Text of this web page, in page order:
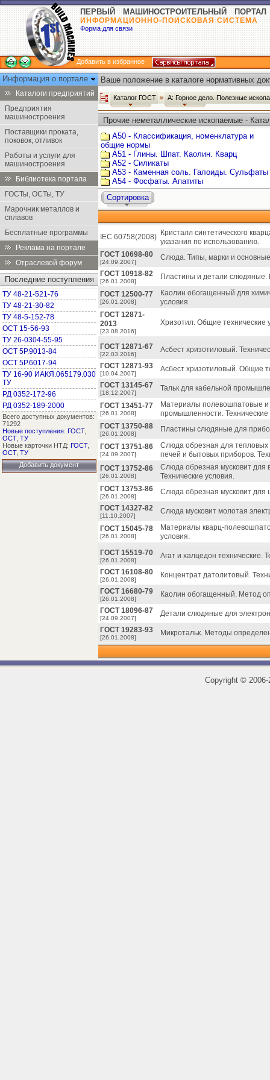
ПЕРВЫЙ МАШИНОСТРОИТЕЛЬНЫЙ ПОРТАЛ
ИНФОРМАЦИОННО-ПОИСКОВАЯ СИСТЕМА
Форма для связи
Добавить в избранное
Информация о портале
Каталоги предприятий
Предприятия
машиностроения
Поставщики проката,
поковок, отливок
Работы и услуги для
машиностроения
Библиотека портала
ГОСТы, ОСТы, ТУ
Марочник металлов и
сплавов
Бесплатные программы
Реклама на портале
Отраслевой форум
Последние поступления
ТУ 48-21-521-76
ТУ 48-21-30-82
ТУ 48-5-152-78
ОСТ 15-56-93
ТУ 26-0304-55-95
ОСТ 5Р.9013-84
ОСТ 5Р.6017-94
ТУ 16-90 ИАКЯ.065179.030
ТУ
РД 0352-172-96
РД 0352-189-2000
Всего доступных документов:
71292
Новые поступления: ГОСТ,
ОСТ, ТУ
Новые карточки НТД: ГОСТ,
ОСТ, ТУ
Добавить документ
Ваше положение в каталоге нормативных
Каталог ГОСТ А: Горное дело. Полезные
Прочие неметаллические ископаемые -
А50 - Классификация, номенклатура и
общие нормы
А51 - Глины. Шпат. Каолин. Кварц
А52 - Силикаты
А53 - Каменная соль. Галоиды. Сульфаты
А54 - Фосфаты. Апатиты
Сортировка
IEC 60758(2008) Кристалл синтетического
указания по использованию.
ГОСТ 10698-80
[24.09.2007]
Слюда. Типы, марки и
ГОСТ 10918-82
[26.01.2008]
Пластины и детали
ГОСТ 12500-77
[26.01.2008]
Каолин обогащенный для
условия.
ГОСТ 12871-
2013
[23.08.2016]
Хризотил. Общие технические
ГОСТ 12871-67
[22.03.2016]
Асбест хризотиловый.
ГОСТ 12871-93
[10.04.2007]
Асбест хризотиловый. Общие
ГОСТ 13145-67
[18.12.2007]
Тальк для кабельной
ГОСТ 13451-77
[26.01.2008]
Материалы полевошпатовые и
промышленности. Технические
ГОСТ 13750-88
[26.01.2008]
Пластины слюдяные для
ГОСТ 13751-86
[24.09.2007]
Слюда обрезная для
печей и бытовых приборов.
ГОСТ 13752-86
[26.01.2008]
Слюда обрезная мусковит для
Технические условия.
ГОСТ 13753-86
[26.01.2008]
Слюда обрезная мусковит для
ГОСТ 14327-82
[11.10.2007]
Слюда мусковит молотая
ГОСТ 15045-78
[26.01.2008]
Материалы кварц-
условия.
ГОСТ 15519-70
[26.01.2008]
Агат и халцедон технические.
ГОСТ 16108-80
[26.01.2008]
Концентрат датолитовый.
ГОСТ 16680-79
[26.01.2008]
Каолин обогащенный. Метод
ГОСТ 18096-87
[24.09.2007]
Детали слюдяные для
ГОСТ 19283-93
[26.01.2008]
Микротальк. Методы
Copyright ©